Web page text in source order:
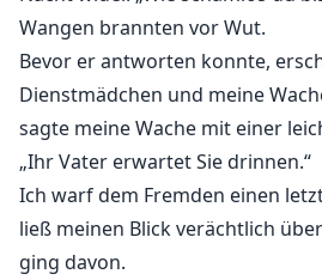
Wangen brannten vor Wut.
Bevor er antworten konnte,
Dienstmädchen und meine
sagte meine Wache mit einer
„Ihr Vater erwartet Sie drinnen.“
Ich warf dem Fremden einen
ließ meinen Blick verächtlich
ging davon.